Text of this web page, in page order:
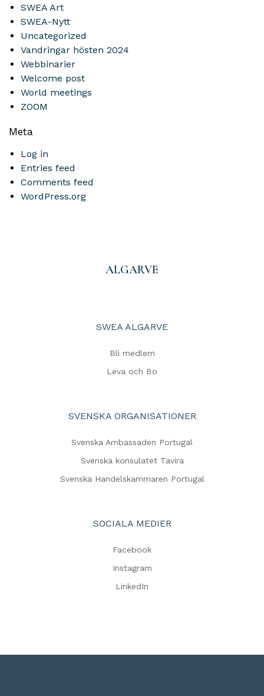
SWEA Art
SWEA-Nytt
Uncategorized
Vandringar hösten 2024
Webbinarier
Welcome post
World meetings
ZOOM
Meta
Log in
Entries feed
Comments feed
WordPress.org
ALGARVE
SWEA ALGARVE
Bli medlem
Leva och Bo
SVENSKA ORGANISATIONER
Svenska Ambassaden Portugal
Svenska konsulatet Tavira
Svenska Handelskammaren Portugal
SOCIALA MEDIER
Facebook
Instagram
LinkedIn